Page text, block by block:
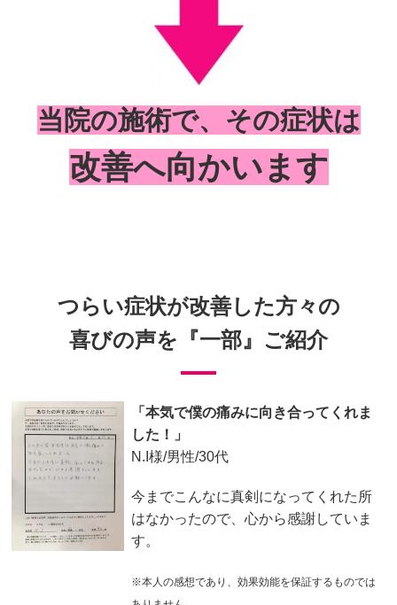
当院の施術で、その症状は
改善へ向かいます
つらい症状が改善した方々の
喜びの声を『一部』ご紹介
「本気で僕の痛みに向き合ってくれま
した！」
N.I様/男性/30代
今までこんなに真剣になってくれた所
はなかったので、心から感謝していま
す。
※本人の感想であり、効果効能を保証するものでは